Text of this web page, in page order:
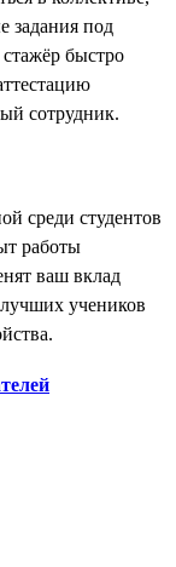
задания под
быстро
сотрудник.
среди студентов
работы
ваш вклад
учеников